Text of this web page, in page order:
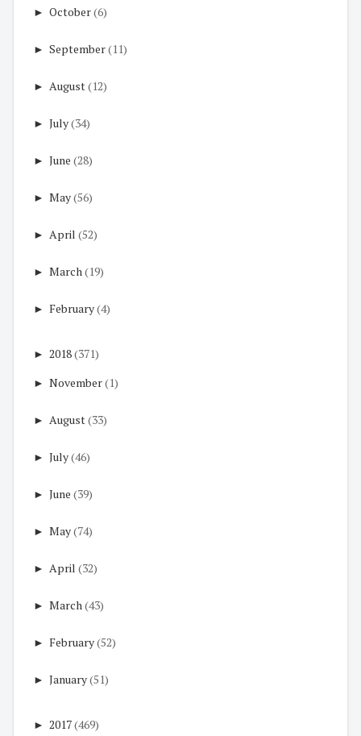
► October(6)
► September(11)
► August(12)
► July(34)
► June (28)
► May(56)
► April (52)
► March (19)
► February(4)
► 2018(371)
► November(1)
► August(33)
► July(46)
► June (39)
► May(74)
► April (32)
► March (43)
► February(52)
► January(51)
► 2017(469)